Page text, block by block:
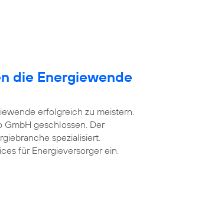
die Energiewende
erfolgreich zu meistern.
geschlossen. Der
spezialisiert.
für Energieversorger ein.